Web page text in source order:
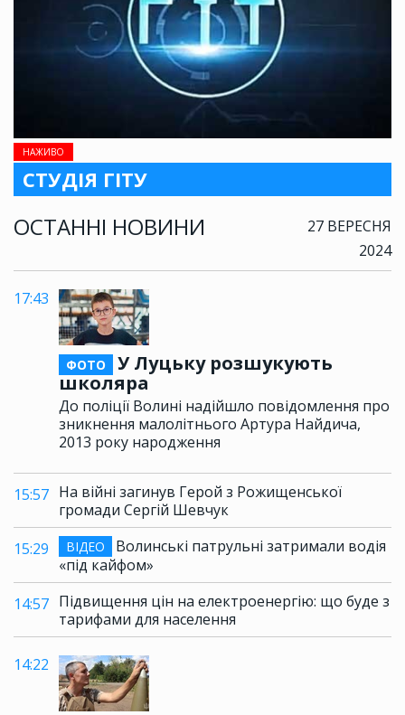
НАЖИВО
СТУДІЯ ГІТУ
ОСТАННІ НОВИНИ
27 ВЕРЕСНЯ
2024
17:43
ФОТО
У Луцьку розшукують
школяра
До поліції Волині надійшло повідомлення про
зникнення малолітнього Артура Найдича,
2013 року народження
15:57 На війні загинув Герой з Рожищенської
громади Сергій Шевчук
15:29
ВІДЕО
Волинські патрульні затримали водія
«під кайфом»
14:57 Підвищення цін на електроенергію: що буде з
тарифами для населення
14:22